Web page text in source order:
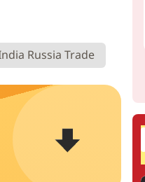
Russia Trade